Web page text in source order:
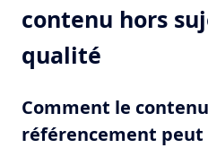
contenu hors
qualité
Comment le
référencement